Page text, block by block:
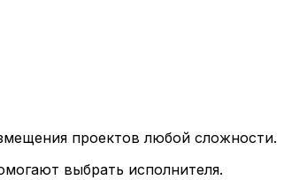
проектов любой сложности.
выбрать исполнителя.